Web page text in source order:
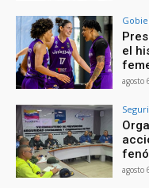
el
agosto
agosto